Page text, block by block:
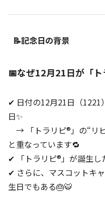
📝記念日の背景
📅なぜ12月21日が「ト
✔ 日付の12月21日（1221
日✨
→ 「トラリピ®」の“リ
と重なっています🔁
✔ 「トラリピ®」が誕生し
✔ さらに、マスコットキ
生日でもある🎂🐯